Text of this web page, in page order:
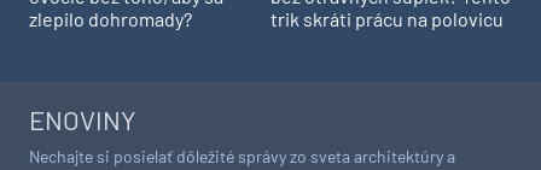
zlepilo dohromady?
trik skráti prácu na polovicu
ENOVINY
Nechajte si posielať dôležité správy zo sveta architektúry a